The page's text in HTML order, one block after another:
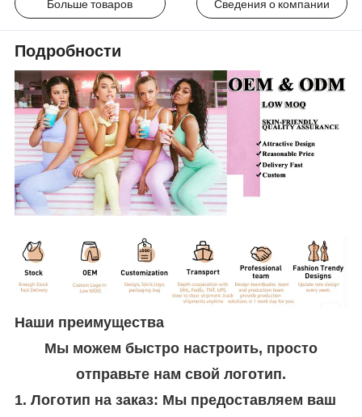
Больше товаров Сведения о компании
Подробности
Наши преимущества
Мы можем быстро настроить, просто
отправьте нам свой логотип.
1. Логотип на заказ: Мы предоставляем ваш